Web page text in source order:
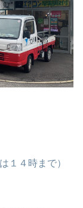
１４時まで）